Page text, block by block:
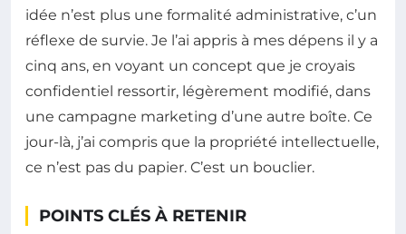
idée n’est plus une formalité administrative, c’un
réflexe de survie. Je l’ai appris à mes dépens il y a
cinq ans, en voyant un concept que je croyais
confidentiel ressortir, légèrement modifié, dans
une campagne marketing d’une autre boîte. Ce
jour-là, j’ai compris que la propriété intellectuelle,
ce n’est pas du papier. C’est un bouclier.
POINTS CLÉS À RETENIR